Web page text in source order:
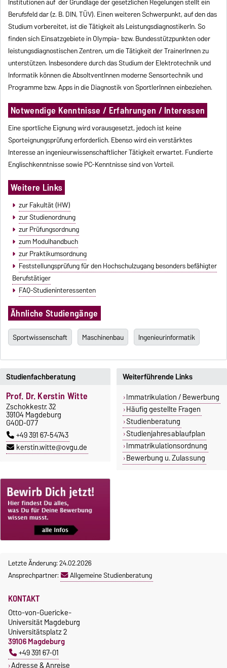
Berufsfeld dar (z. B. DIN, TÜV). Einen weiteren Schwerpunkt, auf den das
Studium vorbereitet, ist die Tätigkeit als LeistungsdiagnostikerIn. So
finden sich Einsatzgebiete in Olympia- bzw. Bundesstützpunkten oder
leistungsdiagnostischen Zentren, um die Tätigkeit der TrainerInnen zu
unterstützen. Insbesondere durch das Studium der Elektrotechnik und
Informatik können die AbsoltventInnen moderne Sensortechnik und
Programme bzw. Apps in die Diagnostik von SportlerInnen einbeziehen.
Notwendige Kenntnisse / Erfahrungen / Interessen
Eine sportliche Eignung wird vorausgesetzt, jedoch ist keine
Sporteignungsprüfung erforderlich. Ebenso wird ein verstärktes
Interesse an ingenieurwissenschaftlicher Tätigkeit erwartet. Fundierte
Englischkenntnisse sowie PC-Kenntnisse sind von Vorteil.
Weitere Links
zur Fakultät (HW)
zur Studienordnung
zur Prüfungsordnung
zum Modulhandbuch
zur Praktikumsordnung
Feststellungsprüfung für den Hochschulzugang besonders befähigter
Berufstätiger
FAQ-Studieninteressenten
Ähnliche Studiengänge
Sportwissenschaft Maschinenbau Ingenieurinformatik
Weiterführende Links
Immatrikulation / Bewerbung
Häufig gestellte Fragen
Studienberatung
Studienjahresablaufplan
Immatrikulationsordnung
Bewerbung u. Zulassung
Studienfachberatung
Prof. Dr. Kerstin Witte
Zschokkestr. 32
39104 Magdeburg
G40D-077
+49 391 67-54743
kerstin.witte@ovgu.de
Letzte Änderung: 24.02.2026
Ansprechpartner:
Allgemeine Studienberatung
KONTAKT
Otto-von-Guericke-
Universität Magdeburg
Universitätsplatz 2
39106 Magdeburg
+49 391 67-01
Adresse & Anreise